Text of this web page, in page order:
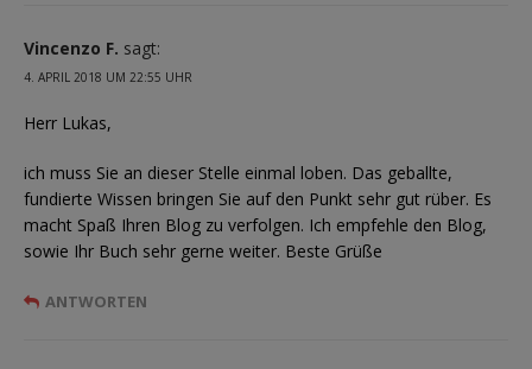
Vincenzo F. sagt:
4. APRIL 2018 UM 22:55 UHR
Herr Lukas,
ich muss Sie an dieser Stelle einmal loben. Das geballte,
fundierte Wissen bringen Sie auf den Punkt sehr gut rüber. Es
macht Spaß Ihren Blog zu verfolgen. Ich empfehle den Blog,
sowie Ihr Buch sehr gerne weiter. Beste Grüße
ANTWORTEN